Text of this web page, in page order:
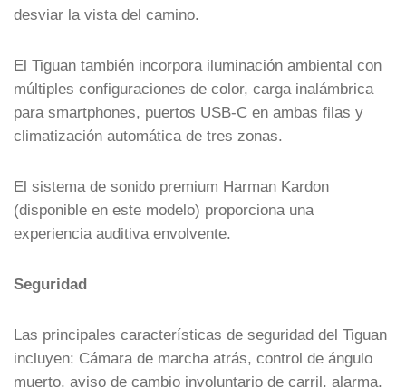
desviar la vista del camino.
El Tiguan también incorpora iluminación ambiental con
múltiples configuraciones de color, carga inalámbrica
para smartphones, puertos USB-C en ambas filas y
climatización automática de tres zonas.
El sistema de sonido premium Harman Kardon
(disponible en este modelo) proporciona una
experiencia auditiva envolvente.
Seguridad
Las principales características de seguridad del Tiguan
incluyen: Cámara de marcha atrás, control de ángulo
muerto, aviso de cambio involuntario de carril, alarma,